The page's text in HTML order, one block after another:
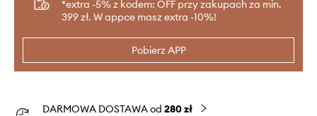
*extra -5% z kodem: OFF przy zakupach za min.
399 zł. W appce masz extra -10%!
Pobierz APP
DARMOWA DOSTAWA od 280 zł